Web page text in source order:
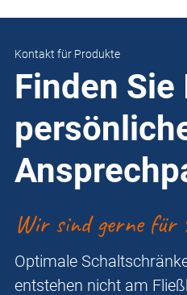
Kontakt für Produkte
Finden Sie
Wir sind gerne für
Optimale
entstehen nicht am